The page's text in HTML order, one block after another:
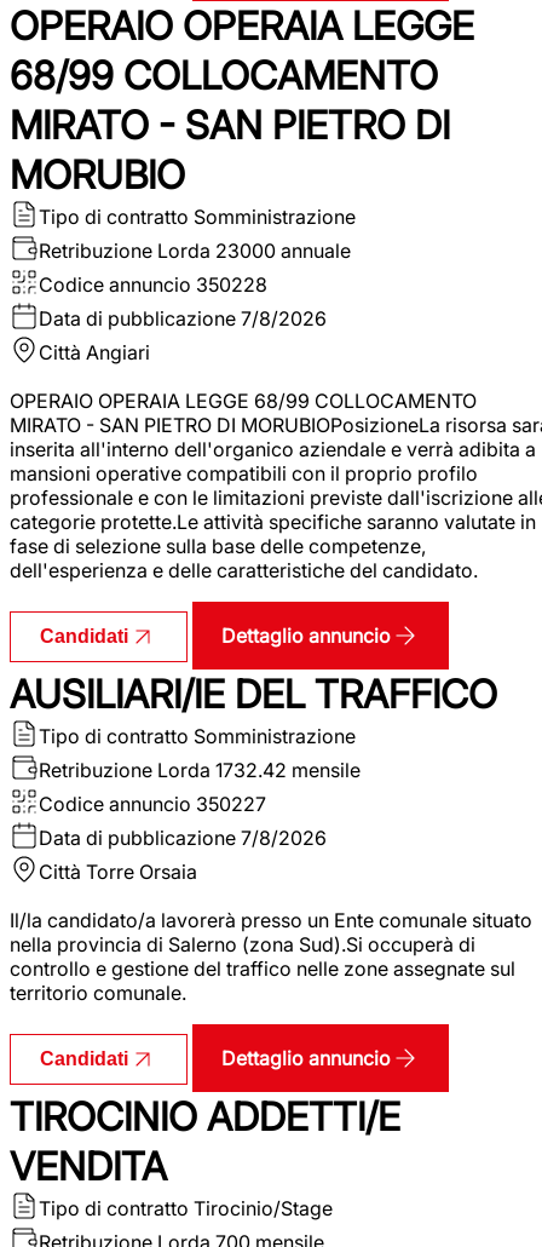
OPERAIO OPERAIA LEGGE
68/99 COLLOCAMENTO
MIRATO - SAN PIETRO DI
MORUBIO
Tipo di contratto Somministrazione
Retribuzione Lorda 23000 annuale
Codice annuncio 350228
Data di pubblicazione 7/8/2026
Città Angiari
OPERAIO OPERAIA LEGGE 68/99 COLLOCAMENTO
MIRATO - SAN PIETRO DI MORUBIOPosizioneLa risorsa
inserita all'interno dell'organico aziendale e verrà adibita a
mansioni operative compatibili con il proprio profilo
professionale e con le limitazioni previste dall'iscrizione
categorie protette.Le attività specifiche saranno valutate in
fase di selezione sulla base delle competenze,
dell'esperienza e delle caratteristiche del candidato.
Candidati Dettaglio annuncio
AUSILIARI/IE DEL TRAFFICO
Tipo di contratto Somministrazione
Retribuzione Lorda 1732.42 mensile
Codice annuncio 350227
Data di pubblicazione 7/8/2026
Città Torre Orsaia
Il/la candidato/a lavorerà presso un Ente comunale situato
nella provincia di Salerno (zona Sud).Si occuperà di
controllo e gestione del traffico nelle zone assegnate sul
territorio comunale.
Candidati Dettaglio annuncio
TIROCINIO ADDETTI/E
VENDITA
Tipo di contratto Tirocinio/Stage
Retribuzione Lorda 700 mensile